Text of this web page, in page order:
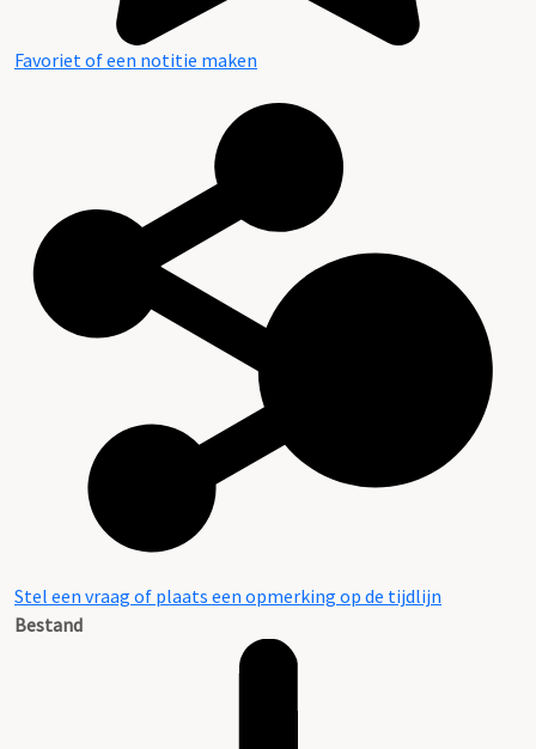
Favoriet of een notitie maken
Stel een vraag of plaats een opmerking op de tijdlijn
Bestand